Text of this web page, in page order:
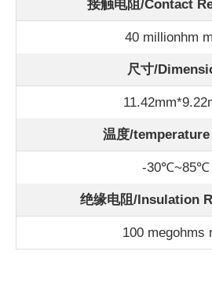
接触电阻/Contact
40 millionhm
尺寸/
温度/
-30℃~85℃
绝缘电阻/Insulation
100 megohms